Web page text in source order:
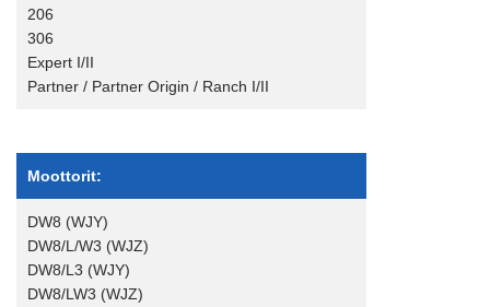
206
306
Expert I/II
Partner / Partner Origin / Ranch I/II
Moottorit:
DW8 (WJY)
DW8/L/W3 (WJZ)
DW8/L3 (WJY)
DW8/LW3 (WJZ)